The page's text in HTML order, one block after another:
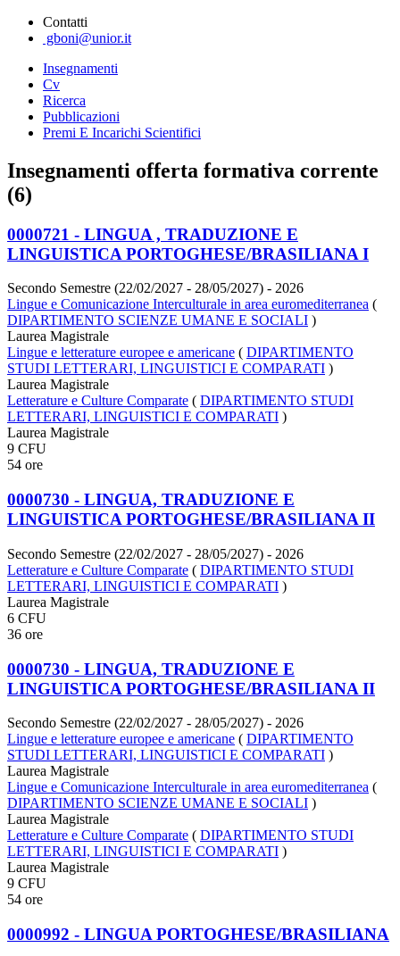
Contatti
gboni@unior.it
Insegnamenti
Cv
Ricerca
Pubblicazioni
Premi E Incarichi Scientifici
Insegnamenti offerta formativa corrente
(6)
0000721 - LINGUA , TRADUZIONE E
LINGUISTICA PORTOGHESE/BRASILIANA I
Secondo Semestre (22/02/2027 - 28/05/2027) - 2026
Lingue e Comunicazione Interculturale in area euromediterranea (
DIPARTIMENTO SCIENZE UMANE E SOCIALI )
Laurea Magistrale
Lingue e letterature europee e americane ( DIPARTIMENTO
STUDI LETTERARI, LINGUISTICI E COMPARATI )
Laurea Magistrale
Letterature e Culture Comparate ( DIPARTIMENTO STUDI
LETTERARI, LINGUISTICI E COMPARATI )
Laurea Magistrale
9 CFU
54 ore
0000730 - LINGUA, TRADUZIONE E
LINGUISTICA PORTOGHESE/BRASILIANA II
Secondo Semestre (22/02/2027 - 28/05/2027) - 2026
Letterature e Culture Comparate ( DIPARTIMENTO STUDI
LETTERARI, LINGUISTICI E COMPARATI )
Laurea Magistrale
6 CFU
36 ore
0000730 - LINGUA, TRADUZIONE E
LINGUISTICA PORTOGHESE/BRASILIANA II
Secondo Semestre (22/02/2027 - 28/05/2027) - 2026
Lingue e letterature europee e americane ( DIPARTIMENTO
STUDI LETTERARI, LINGUISTICI E COMPARATI )
Laurea Magistrale
Lingue e Comunicazione Interculturale in area euromediterranea (
DIPARTIMENTO SCIENZE UMANE E SOCIALI )
Laurea Magistrale
Letterature e Culture Comparate ( DIPARTIMENTO STUDI
LETTERARI, LINGUISTICI E COMPARATI )
Laurea Magistrale
9 CFU
54 ore
0000992 - LINGUA PORTOGHESE/BRASILIANA